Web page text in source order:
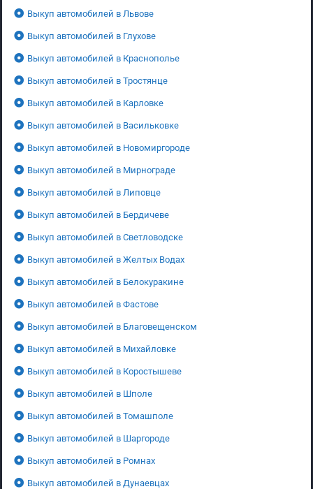
Выкуп автомобилей в Львове
Выкуп автомобилей в Глухове
Выкуп автомобилей в Краснополье
Выкуп автомобилей в Тростянце
Выкуп автомобилей в Карловке
Выкуп автомобилей в Васильковке
Выкуп автомобилей в Новомиргороде
Выкуп автомобилей в Мирнограде
Выкуп автомобилей в Липовце
Выкуп автомобилей в Бердичеве
Выкуп автомобилей в Светловодске
Выкуп автомобилей в Желтых Водах
Выкуп автомобилей в Белокуракине
Выкуп автомобилей в Фастове
Выкуп автомобилей в Благовещенском
Выкуп автомобилей в Михайловке
Выкуп автомобилей в Коростышеве
Выкуп автомобилей в Шполе
Выкуп автомобилей в Томашполе
Выкуп автомобилей в Шаргороде
Выкуп автомобилей в Ромнах
Выкуп автомобилей в Дунаевцах